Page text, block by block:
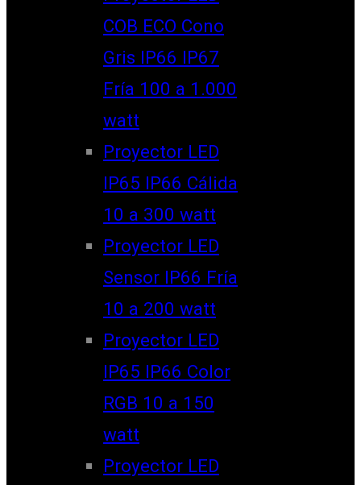
COB ECO Cono
Gris IP66 IP67
Fría 100 a 1.000
watt
Proyector LED
IP65 IP66 Cálida
10 a 300 watt
Proyector LED
Sensor IP66 Fría
10 a 200 watt
Proyector LED
IP65 IP66 Color
RGB 10 a 150
watt
Proyector LED